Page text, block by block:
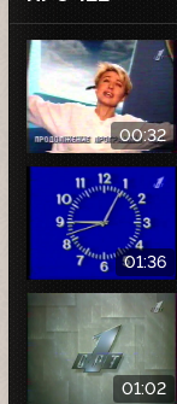
00:32
01:36
01:02